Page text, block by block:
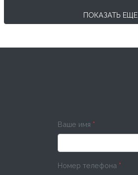
ПОКАЗАТЬ ЕЩЕ
Ваше имя *
Номер телефона *